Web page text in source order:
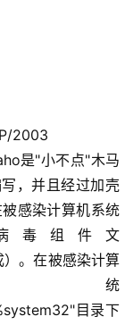
2003
是"小不点"木马
，并且经过加壳
感染计算机系统
。在被感染计算
目录下